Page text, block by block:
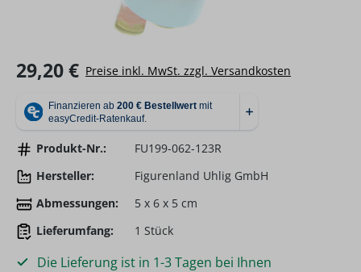
Regulärer Preis:
29,20 € Preise inkl. MwSt. zzgl. Versandkosten
Produkt-Nr.:
FU199-062-123R
Hersteller:
Figurenland Uhlig GmbH
Abmessungen:
5 x 6 x 5 cm
Lieferumfang:
1 Stück
Die Lieferung ist in 1-3 Tagen bei Ihnen